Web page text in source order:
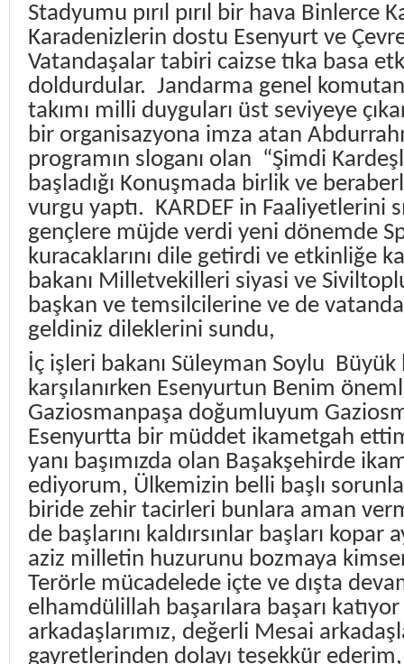
Stadyumu pırıl pırıl bir hava Binlerce
Karadenizlerin dostu Esenyurt ve
Vatandaşalar tabiri caizse tıka basa
doldurdular. Jandarma genel
takımı milli duyguları üst seviyeye
bir organisazyona imza atan
programın sloganı olan “Şimdi
başladığı Konuşmada birlik ve
vurgu yaptı. KARDEF in Faaliyetlerini
gençlere müjde verdi yeni dönemde
kuracaklarını dile getirdi ve etkinliğe
bakanı Milletvekilleri siyasi ve
başkan ve temsilcilerine ve de
geldiniz dileklerini sundu,
İç işleri bakanı Süleyman Soylu Büyük
karşılanırken Esenyurtun Benim
Gaziosmanpaşa doğumluyum
Esenyurtta bir müddet ikametgah
yanı başımızda olan Başakşehirde
ediyorum, Ülkemizin belli başlı
biride zehir tacirleri bunlara aman
de başlarını kaldırsınlar başları kopar
aziz milletin huzurunu bozmaya
Terörle mücadelede içte ve dışta
elhamdülillah başarılara başarı
arkadaşlarımız, değerli Mesai
gayretlerinden dolayı teşekkür